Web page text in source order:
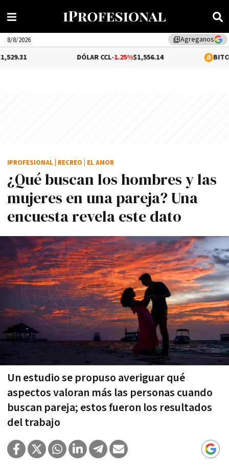
library_addAgreganos
8/8/2026
-1.25%$1,556.14 0.11%
¿Qué buscan los hombres y las
mujeres en una pareja? Una
encuesta revela este dato
Un estudio se propuso averiguar qué
aspectos valoran más las personas cuando
buscan pareja; estos fueron los resultados
del trabajo
IPROFESIONAL RECREO EL AMOR